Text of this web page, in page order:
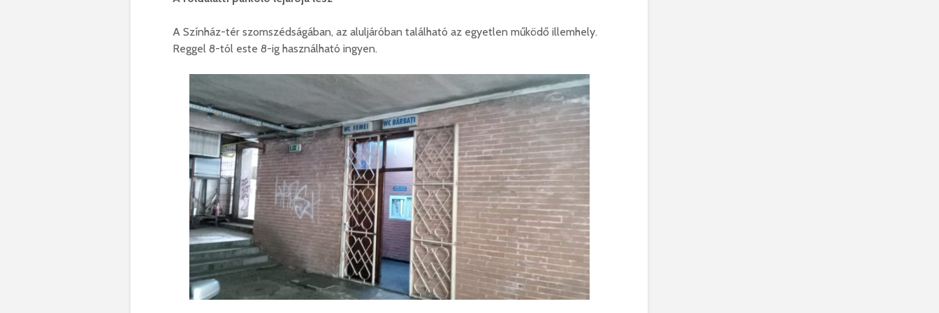
A Színház-tér szomszédságában, az aluljáróban található az egyetlen működő illemhely.
Reggel 8-tól este 8-ig használható ingyen.